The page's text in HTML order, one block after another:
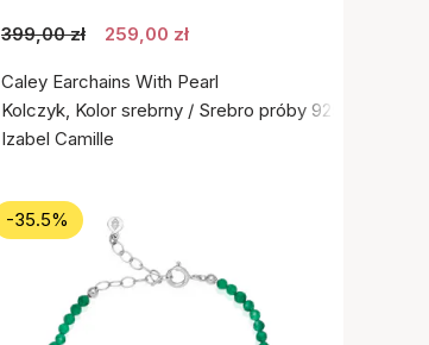
399,00 zł 259,00 zł
Caley Earchains With Pearl
Kolczyk, Kolor srebrny / Srebro próby 925
Izabel Camille
-35.5%